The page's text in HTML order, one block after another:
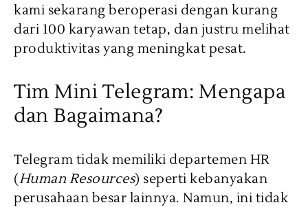
kami sekarang beroperasi dengan kurang
dari 100 karyawan tetap, dan justru melihat
produktivitas yang meningkat pesat.
Tim Mini Telegram: Mengapa
dan Bagaimana?
Telegram tidak memiliki departemen HR
(Human Resources) seperti kebanyakan
perusahaan besar lainnya. Namun, ini tidak